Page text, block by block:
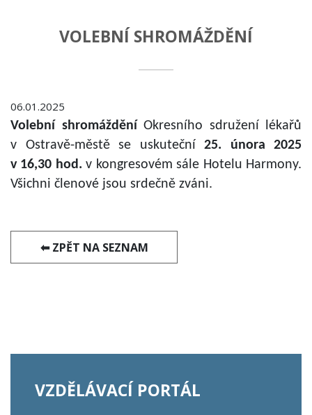
VOLEBNÍ SHROMÁŽDĚNÍ
06.01.2025
Volební shromáždění Okresního sdružení lékařů
v Ostravě-městě se uskuteční 25. února 2025
v 16,30 hod.v kongresovém sále Hotelu Harmony.
Všichni členové jsou srdečně zváni.
VZDĚLÁVACÍ PORTÁL